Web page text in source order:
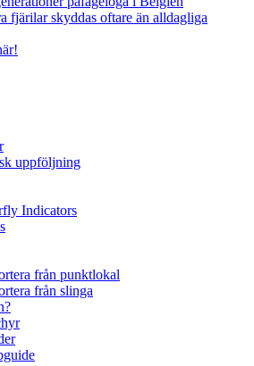
fjärilar skyddas oftare än alldagliga
uppföljning
Indicators
från punktlokal
från slinga